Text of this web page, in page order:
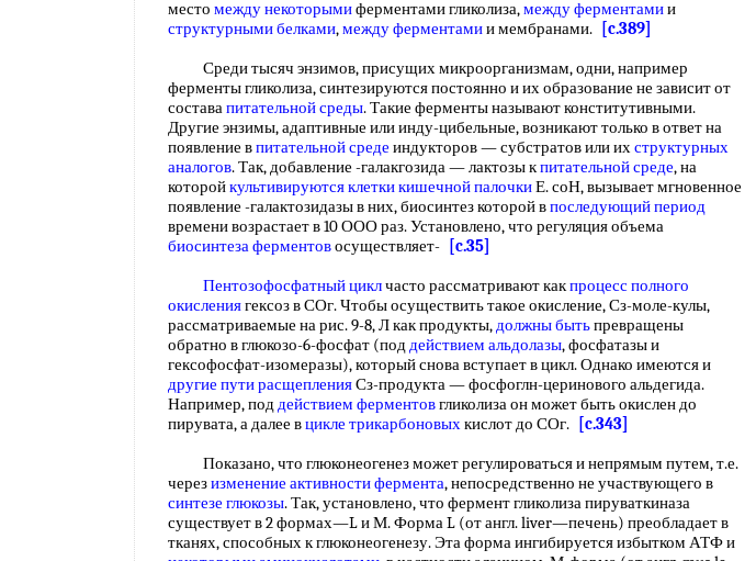
место между некоторымиферментами гликолиза,между ферментамии
структурными белками,между ферментамии мембранами.
[c.389]
Среди тысяч энзимов, присущих микроорганизмам, одни, например
ферменты гликолиза, синтезируются постоянно и их образование не зависит от
составапитательной среды. Такие ферменты называют конститутивными.
Другие энзимы, адаптивные или инду-цибельные, возникают только в ответ на
появление впитательной среде индукторов — субстратов или ихструктурных
аналогов. Так, добавление -галакгозида — лактозы кпитательной среде, на
которойкультивируются клеткикишечной палочкиЕ. соН, вызывает мгновенное
появление -галактозидазы в них, биосинтез которой впоследующий период
времени возрастает в 10 ООО раз. Установлено, что регуляция объема
биосинтеза ферментовосуществляет-
[c.35]
Пентозофосфатный циклчасто рассматривают какпроцесс полного
окислениягексоз в СОг. Чтобы осуществить такое окисление, Сз-моле-кулы,
рассматриваемые на рис. 9-8, Л как продукты,должны бытьпревращены
обратно в глюкозо-6-фосфат (поддействием альдолазы, фосфатазы и
гексофосфат-изомеразы), который снова вступает в цикл. Однако имеются и
другие пути расщепленияСз-продукта — фосфоглн-церинового альдегида.
Например, поддействием ферментовгликолиза он может быть окислен до
пирувата, а далее вцикле трикарбоновыхкислот до СОг.
[c.343]
Показано, что глюконеогенез может регулироваться и непрямым путем, т.е.
черезизменение активности фермента, непосредственно не участвующего в
синтезе глюкозы. Так, установлено, что фермент гликолиза пируваткиназа
существует в 2 формах—L и М. Форма L (от англ. liver—печень) преобладает в
тканях, способных к глюконеогенезу. Эта форма ингибируется избытком АТФ и